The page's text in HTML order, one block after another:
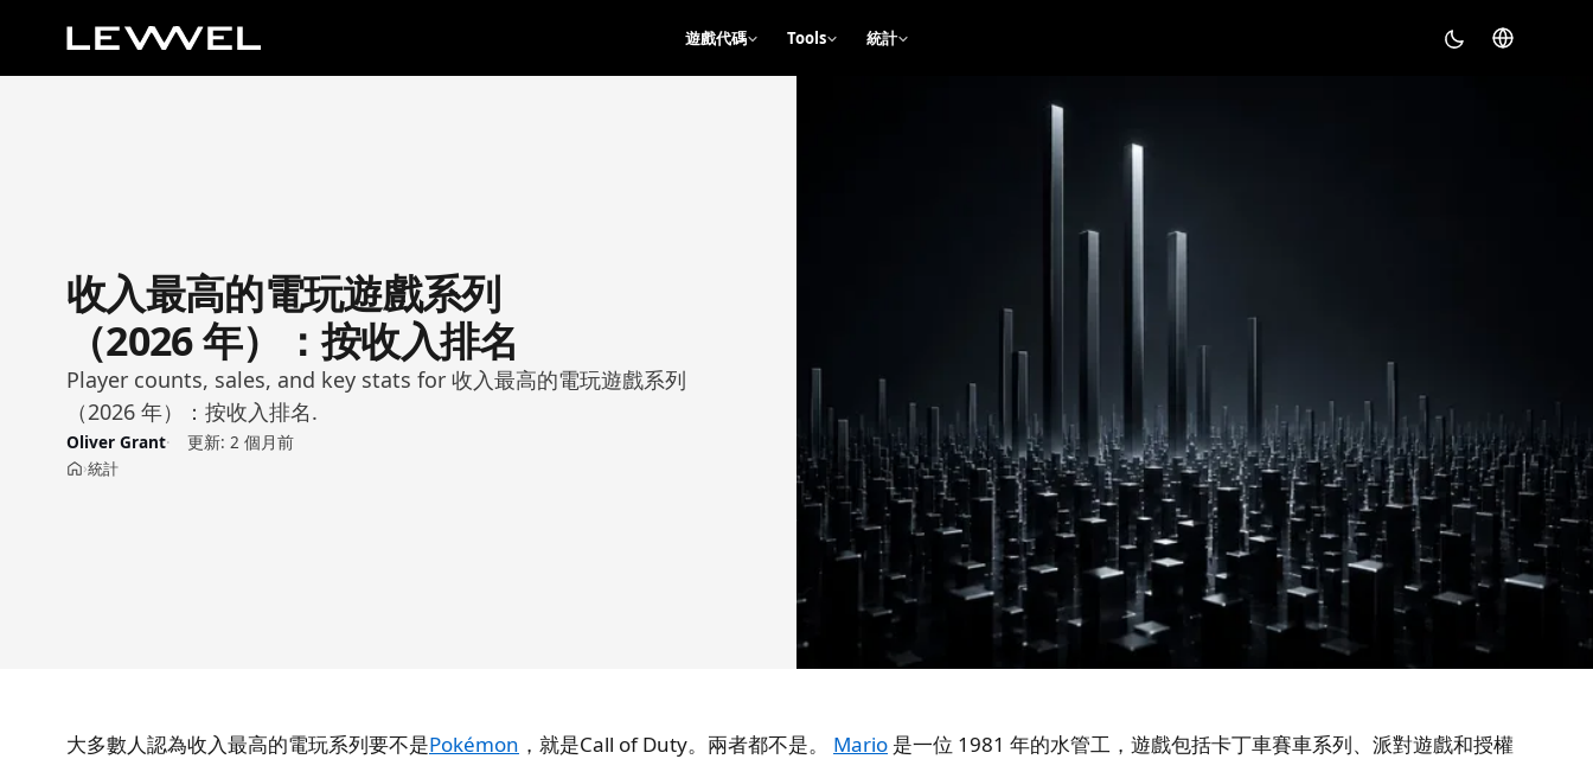
遊戲代碼 Tools 統計
收入最高的電玩遊戲系列
（2026 年）：按收入排名
Player counts, sales, and key stats for 收入最高的電玩遊戲系列
（2026 年）：按收入排名.
Oliver Grant 更新: 2 個月前
首頁
›統計
大多數人認為收入最高的電玩系列要不是Pokémon ，就是Call of Duty。兩者都不是。 Mario 是一位 1981 年的水管工，遊戲包括卡丁車賽車系列、派對遊戲和授權